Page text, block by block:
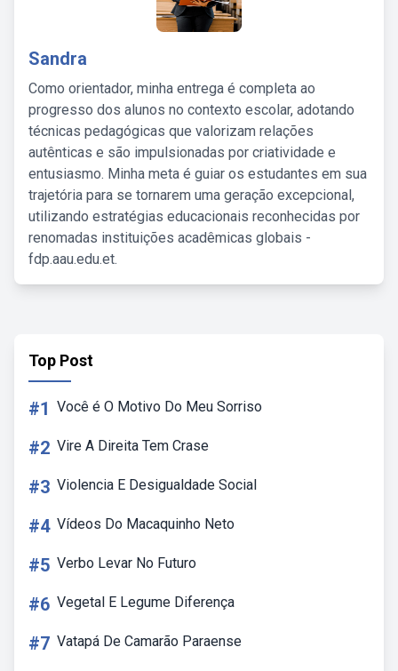
Sandra
Como orientador, minha entrega é completa ao
progresso dos alunos no contexto escolar, adotando
técnicas pedagógicas que valorizam relações
autênticas e são impulsionadas por criatividade e
entusiasmo. Minha meta é guiar os estudantes em sua
trajetória para se tornarem uma geração excepcional,
utilizando estratégias educacionais reconhecidas por
renomadas instituições acadêmicas globais -
fdp.aau.edu.et.
Top Post
#1 Você é O Motivo Do Meu Sorriso
#2 Vire A Direita Tem Crase
#3 Violencia E Desigualdade Social
#4 Vídeos Do Macaquinho Neto
#5 Verbo Levar No Futuro
#6 Vegetal E Legume Diferença
#7 Vatapá De Camarão Paraense